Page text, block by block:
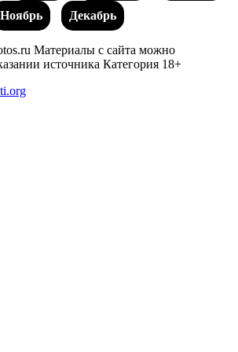
Ноябрь Декабрь
Материалы с сайта можно
источника Категория 18+